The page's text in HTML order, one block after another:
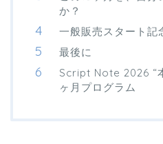
か？
一般販売スタート記
最後に
Script Note 2026 “
ヶ月プログラム